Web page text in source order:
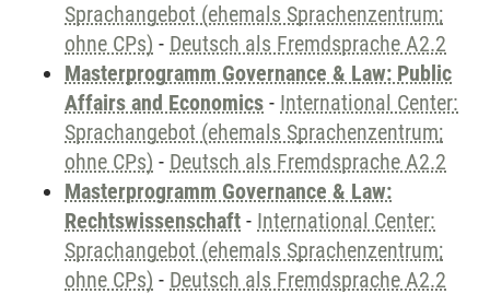
Sprachangebot (ehemals Sprachenzentrum;
ohne CPs) - Deutsch als Fremdsprache A2.2
Masterprogramm Governance & Law: Public
Affairs and Economics - International Center:
Sprachangebot (ehemals Sprachenzentrum;
ohne CPs) - Deutsch als Fremdsprache A2.2
Masterprogramm Governance & Law:
Rechtswissenschaft - International Center:
Sprachangebot (ehemals Sprachenzentrum;
ohne CPs) - Deutsch als Fremdsprache A2.2